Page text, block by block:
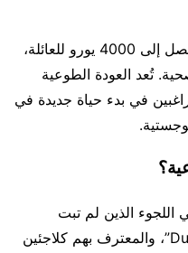
يشمل هذا الدعم مساعدات مالية تصل إلى 4000 يورو للعائلة،
تُعد العودة الطوعية
في بدء حياة جديدة في
اللجوء الذين لم تبت
طلباتهم، أو الحاصلين على “Duldung”، والمعترف بهم كلاجئين